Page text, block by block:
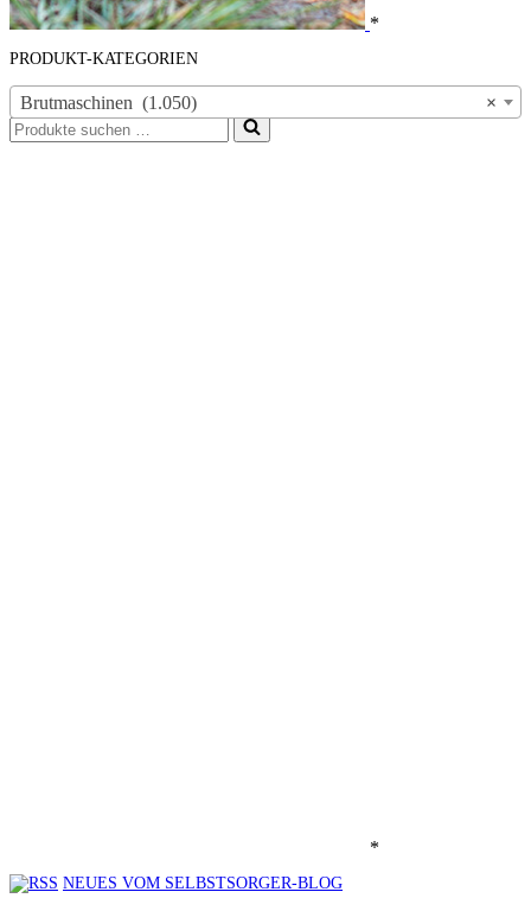
*
PRODUKT-KATEGORIEN
×
Brutmaschinen (1.050)
Suchen
nach …
*
NEUES VOM SELBSTSORGER-BLOG